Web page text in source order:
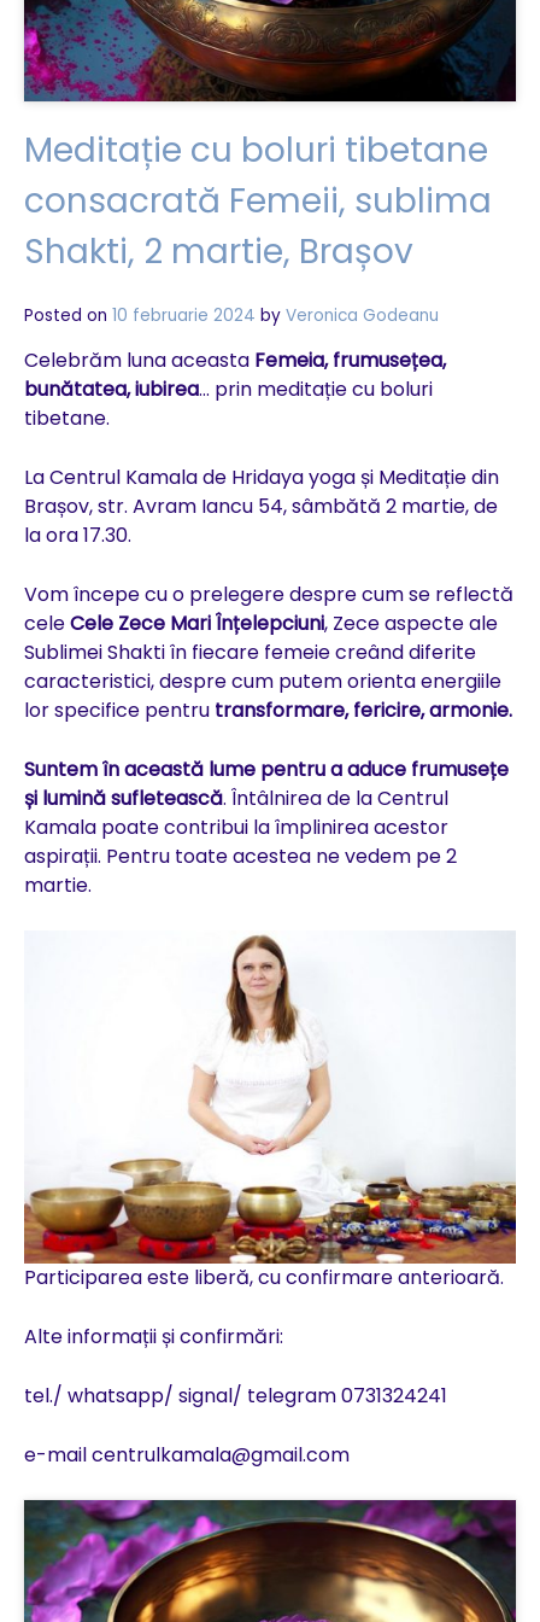
a
stresului
(I)
Meditație cu boluri tibetane
consacrată Femeii, sublima
Shakti, 2 martie, Brașov
Posted on 10 februarie 2024 by Veronica Godeanu
Celebrăm luna aceasta Femeia, frumusețea,
bunătatea, iubirea… prin meditație cu boluri
tibetane.
La Centrul Kamala de Hridaya yoga și Meditație din
Brașov, str. Avram Iancu 54, sâmbătă 2 martie, de
la ora 17.30.
Vom începe cu o prelegere despre cum se reflectă
celeCele Zece Mari Înțelepciuni, Zece aspecte ale
Sublimei Shakti în fiecare femeie creând diferite
caracteristici, despre cum putem orienta energiile
lor specifice pentru transformare, fericire, armonie.
Suntem în această lume pentru a aduce frumusețe
și lumină sufletească. Întâlnirea de la Centrul
Kamala poate contribui la împlinirea acestor
aspirații. Pentru toate acestea ne vedem pe 2
martie.
Participarea este liberă, cu confirmare anterioară.
Alte informații și confirmări:
tel./ whatsapp/ signal/ telegram 0731324241
e-mail centrulkamala@gmail.com